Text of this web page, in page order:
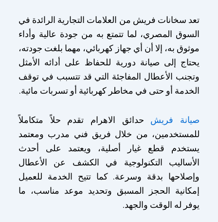
تعد سخانات فريش من العلامات التجارية الرائدة في
السوق المصري، لما تتمتع به من جودة عالية وأداء
موثوق به، إلا أن أي جهاز كهربائي، مهما بلغت جودته،
يحتاج إلى صيانة دورية للحفاظ على أدائه الأمثل
وتجنب الأعطال المفاجئة التي قد تتسبب في توقف
الخدمة أو حتى في مخاطر كهربائية أو تسربات مائية.
صيانة فريش حدائق الاهرام تقدم حلاً متكاملاً
للمستخدمين، من خلال فريق فني مدرب ومعتمد
يستخدم قطع غيار أصلية، ويعتمد على أحدث
الأساليب التكنولوجية في الكشف عن الأعطال
وإصلاحها بدقة وسرعة. كما تتيح الخدمة للعميل
إمكانية الحجز المسبق وتحديد موعد مناسب، ما
يوفر له الوقت والجهد.